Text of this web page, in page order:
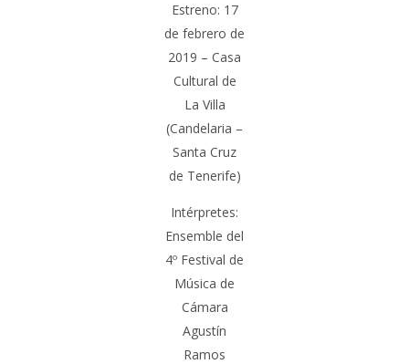
Estreno: 17
de febrero de
2019 – Casa
Cultural de
La Villa
(Candelaria –
Santa Cruz
de Tenerife)
Intérpretes:
Ensemble del
4º Festival de
Música de
Cámara
Agustín
Ramos